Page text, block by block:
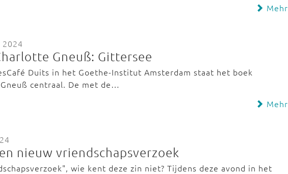
Mehr
Gneuß: Gittersee
Duits in het Goethe-Institut Amsterdam staat het boek
centraal. De met de…
Mehr
nieuw vriendschapsverzoek
wie kent deze zin niet? Tijdens deze avond in het